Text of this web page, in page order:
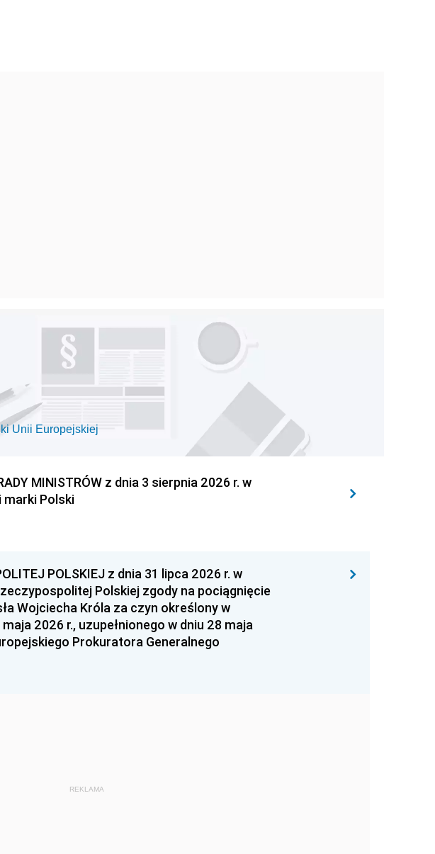
Unii Europejskiej
MINISTRÓW z dnia 3 sierpnia 2026 r. w
marki Polski
POLSKIEJ z dnia 31 lipca 2026 r. w
Polskiej zgody na pociągnięcie
Wojciecha Króla za czyn określony w
2026 r., uzupełnionego w dniu 28 maja
Prokuratora Generalnego
REKLAMA